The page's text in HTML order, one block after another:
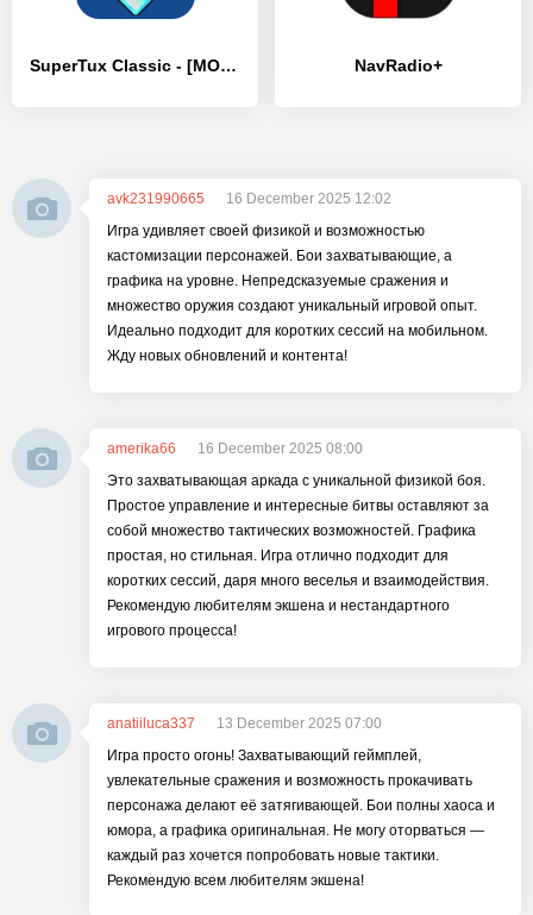
SuperTux Classic - [MOD Бесконечные деньги] NavRadio+
avk231990665
16 December 2025 12:02
Игра удивляет своей физикой и возможностью
кастомизации персонажей. Бои захватывающие, а
графика на уровне. Непредсказуемые сражения и
множество оружия создают уникальный игровой опыт.
Идеально подходит для коротких сессий на мобильном.
Жду новых обновлений и контента!
amerika66
16 December 2025 08:00
Это захватывающая аркада с уникальной физикой боя.
Простое управление и интересные битвы оставляют за
собой множество тактических возможностей. Графика
простая, но стильная. Игра отлично подходит для
коротких сессий, даря много веселья и взаимодействия.
Рекомендую любителям экшена и нестандартного
игрового процесса!
anatiiluca337
13 December 2025 07:00
Игра просто огонь! Захватывающий геймплей,
увлекательные сражения и возможность прокачивать
персонажа делают её затягивающей. Бои полны хаоса и
юмора, а графика оригинальная. Не могу оторваться —
каждый раз хочется попробовать новые тактики.
Рекомендую всем любителям экшена!